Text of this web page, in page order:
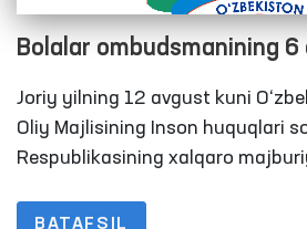
Bolalar ombudsmanining
eshitildi
Joriy yilning 12 avgust kuni
Oliy Majlisining Inson huquqlari
Respublikasining xalqaro
navbatdagi yig‘ilishi bo‘lib o‘tdi.
BATAFSIL